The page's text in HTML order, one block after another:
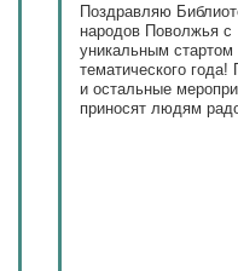
Поздравляю
народов Поволжья с
уникальным стартом
тематического года!
и остальные
приносят людям